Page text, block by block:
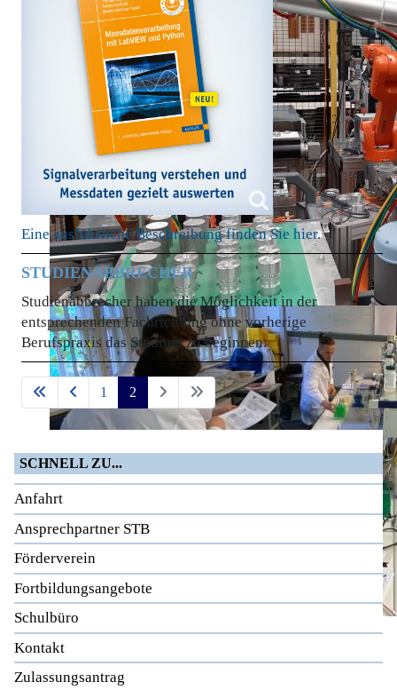
Eine ausführliche Beschreibung finden Sie hier.
STUDIENABBRECHER
Studienabbrecher haben die Möglichkeit in der
entsprechenden Fachrichtung ohne vorherige
Berufspraxis das Studium zu beginnen.
1 2
SCHNELL ZU...
Anfahrt
Ansprechpartner STB
Förderverein
Fortbildungsangebote
Schulbüro
Kontakt
Zulassungsantrag